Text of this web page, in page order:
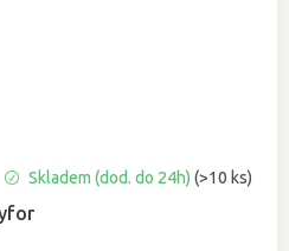
Skladem (dod. do 24h)(>10 ks)